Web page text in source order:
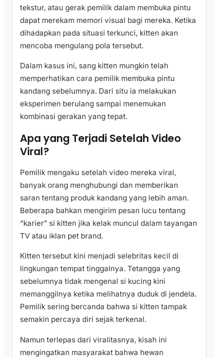
tekstur, atau gerak pemilik dalam membuka pintu
dapat merekam memori visual bagi mereka. Ketika
dihadapkan pada situasi terkunci, kitten akan
mencoba mengulang pola tersebut.
Dalam kasus ini, sang kitten mungkin telah
memperhatikan cara pemilik membuka pintu
kandang sebelumnya. Dari situ ia melakukan
eksperimen berulang sampai menemukan
kombinasi gerakan yang tepat.
Apa yang Terjadi Setelah Video
Viral?
Pemilik mengaku setelah video mereka viral,
banyak orang menghubungi dan memberikan
saran tentang produk kandang yang lebih aman.
Beberapa bahkan mengirim pesan lucu tentang
“karier” si kitten jika kelak muncul dalam tayangan
TV atau iklan pet brand.
Kitten tersebut kini menjadi selebritas kecil di
lingkungan tempat tinggalnya. Tetangga yang
sebelumnya tidak mengenal si kucing kini
memanggilnya ketika melihatnya duduk di jendela.
Pemilik sering bercanda bahwa si kitten tampak
semakin percaya diri sejak terkenal.
Namun terlepas dari viralitasnya, kisah ini
mengingatkan masyarakat bahwa hewan